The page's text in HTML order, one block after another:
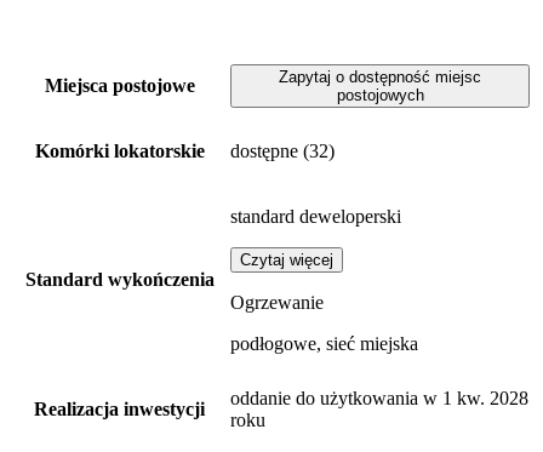
Miejsca postojowe
Zapytaj o dostępność miejsc
postojowych
Komórki lokatorskie dostępne (32)
Standard wykończenia
standard deweloperski
Czytaj więcej
Ogrzewanie
podłogowe, sieć miejska
Realizacja inwestycji
oddanie do użytkowania w 1 kw. 2028
roku